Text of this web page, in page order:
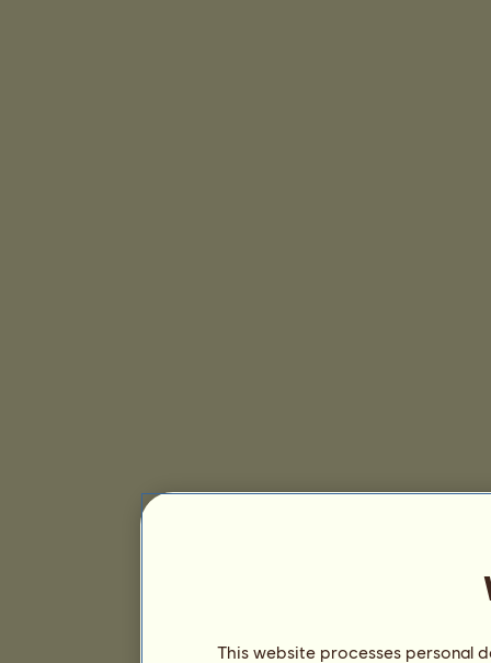
This website processes personal